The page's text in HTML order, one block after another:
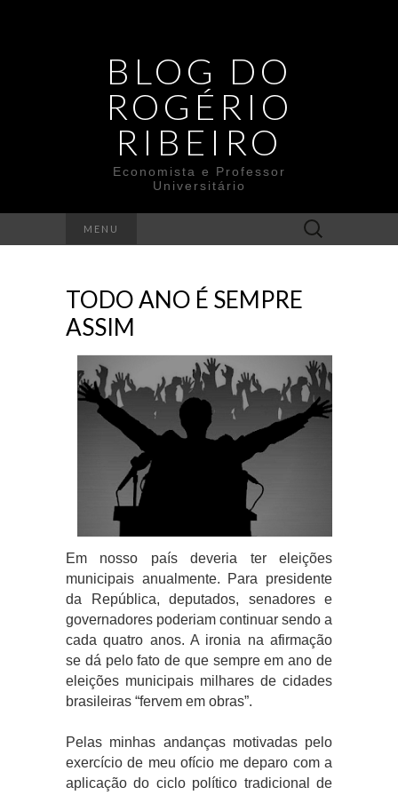
BLOG DO
ROGÉRIO
RIBEIRO
Economista e Professor
Universitário
MENU
Search
for:
TODO ANO É SEMPRE
ASSIM
Em nosso país deveria ter eleições
municipais anualmente. Para presidente
da República, deputados, senadores e
governadores poderiam continuar sendo a
cada quatro anos. A ironia na afirmação
se dá pelo fato de que sempre em ano de
eleições municipais milhares de cidades
brasileiras “fervem em obras”.
Pelas minhas andanças motivadas pelo
exercício de meu ofício me deparo com a
aplicação do ciclo político tradicional de